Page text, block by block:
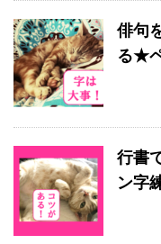
俳句
る★
行書
ン字